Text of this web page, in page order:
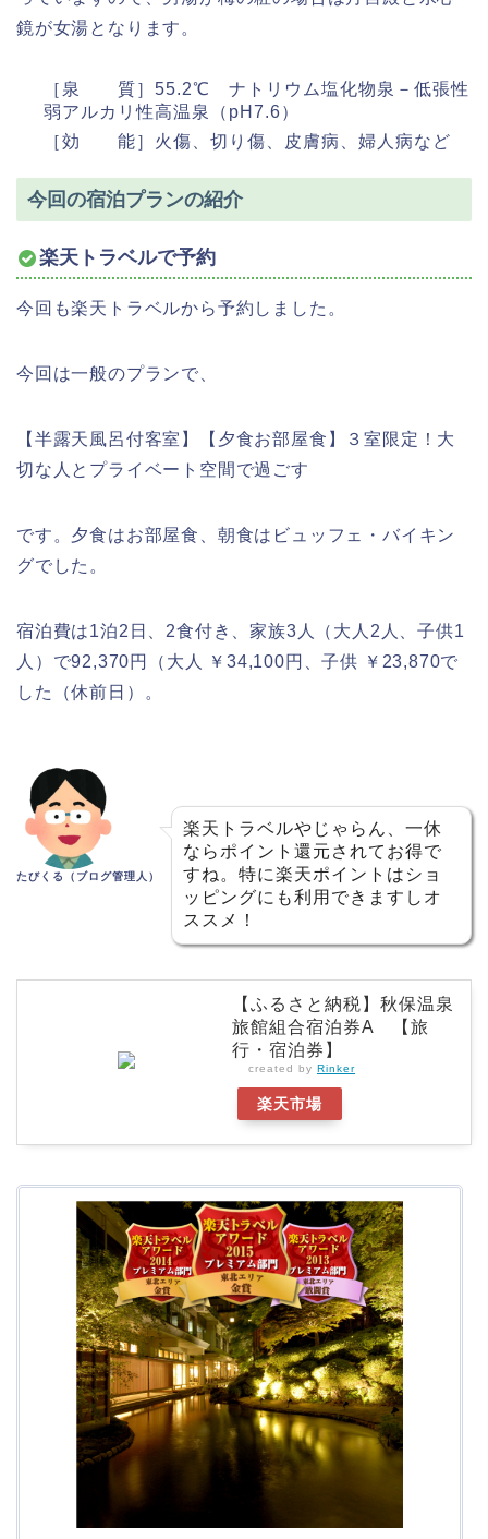
鏡が女湯となります。
［泉 質］55.2℃ ナトリウム塩化物泉－低張性
弱アルカリ性高温泉（pH7.6）
［効 能］火傷、切り傷、皮膚病、婦人病など
今回の宿泊プランの紹介
楽天トラベルで予約
今回も楽天トラベルから予約しました。
今回は一般のプランで、
【半露天風呂付客室】【夕食お部屋食】３室限定！大
切な人とプライベート空間で過ごす
です。夕食はお部屋食、朝食はビュッフェ・バイキン
グでした。
宿泊費は1泊2日、2食付き、家族3人（大人2人、子供1
人）で92,370円（大人 ￥34,100円、子供 ￥23,870で
した（休前日）。
たびくる（ブログ管理人）
楽天トラベルやじゃらん、一休
ならポイント還元されてお得で
すね。特に楽天ポイントはショ
ッピングにも利用できますしオ
ススメ！
【ふるさと納税】秋保温泉
旅館組合宿泊券A 【旅
行・宿泊券】
created by Rinker
楽天市場